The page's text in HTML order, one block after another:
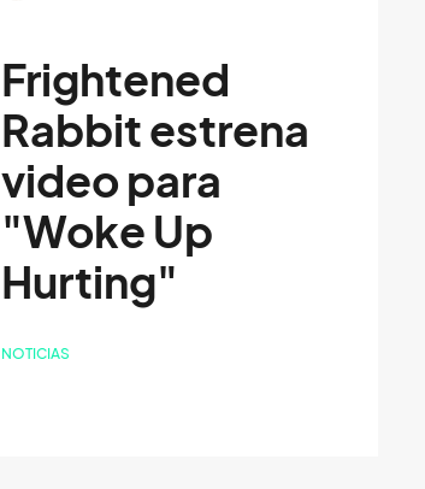
Frightened
Rabbit estrena
video para
"Woke Up
Hurting"
NOTICIAS